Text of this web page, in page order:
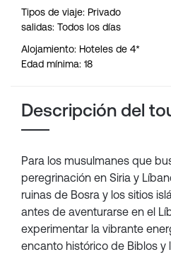
Tipos de viaje: Privado
salidas: Todos los días
Alojamiento: Hoteles de 4*
Edad mínima: 18
Descripción del
Para los musulmanes que
peregrinación en Siria y
ruinas de Bosra y los sitios
antes de aventurarse en el
experimentar la vibrante
encanto histórico de Biblos y